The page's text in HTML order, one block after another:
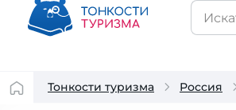
Тонкости туризма Россия